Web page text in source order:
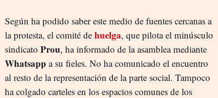
Según ha podido saber este medio de fuentes cercanas a
la protesta, el comité de huelga, que pilota el minúsculo
sindicato Prou, ha informado de la asamblea mediante
Whatsapp a su fieles. No ha comunicado el encuentro
al resto de la representación de la parte social. Tampoco
ha colgado carteles en los espacios comunes de los